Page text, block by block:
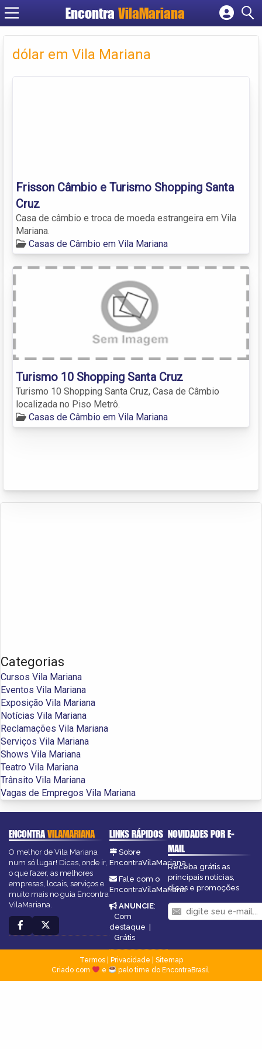
EncontraVilaMariana
Cadastrar empresa
Criar conta
dólar em Vila Mariana
Frisson Câmbio e Turismo Shopping Santa
Cruz
Casa de câmbio e troca de moeda estrangeira em Vila
Mariana.
Casas de Câmbio em Vila Mariana
Turismo 10 Shopping Santa Cruz
Turismo 10 Shopping Santa Cruz, Casa de Câmbio
localizada no Piso Metrô.
Casas de Câmbio em Vila Mariana
Categorias
Cursos Vila Mariana
Eventos Vila Mariana
Exposição Vila Mariana
Notícias Vila Mariana
Reclamações Vila Mariana
Serviços Vila Mariana
Shows Vila Mariana
Teatro Vila Mariana
Trânsito Vila Mariana
Vagas de Empregos Vila Mariana
ENCONTRAVILAMARIANA
O melhor de Vila Mariana
num só lugar! Dicas, onde ir,
o que fazer, as melhores
empresas, locais, serviços e
muito mais no guia Encontra
VilaMariana.
LINKS RÁPIDOS
Sobre
EncontraVilaMariana
Fale com o
EncontraVilaMariana
ANUNCIE:
Com
destaque |
Grátis
NOVIDADES POR E-
MAIL
Receba grátis as
principais notícias,
dicas e promoções
Termos| Privacidade
Sitemap
Criado com
e pelo time do EncontraBrasil